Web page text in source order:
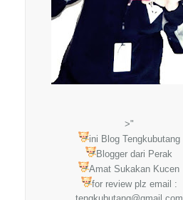
>"
ini Blog Tengkubutang
Blogger dari Perak
Amat Sukakan Kucen
for review plz email :
tengkubutang@gmail.com